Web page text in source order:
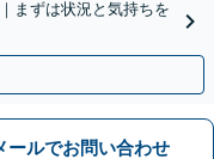
まずは状況と気持ちを
ールでお問い合わせ